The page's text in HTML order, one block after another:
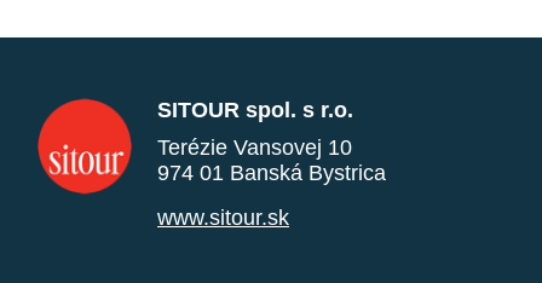
SITOUR spol. s r.o.
Terézie Vansovej 10
974 01 Banská Bystrica
www.sitour.sk